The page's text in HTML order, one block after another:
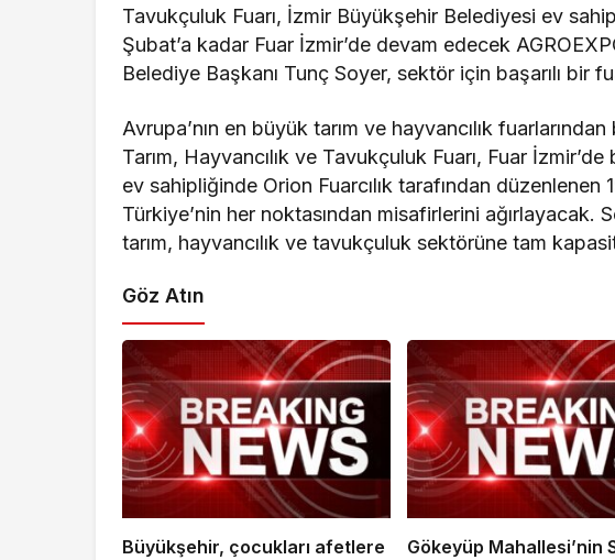
Tavukçuluk Fuarı, İzmir Büyükşehir Belediyesi ev
Şubat’a kadar Fuar İzmir’de devam edecek
Belediye Başkanı Tunç Soyer, sektör için başarılı bir
Avrupa’nın en büyük tarım ve hayvancılık
Tarım, Hayvancılık ve Tavukçuluk Fuarı, Fuar
ev sahipliğinde Orion Fuarcılık tarafından düzenlenen
Türkiye’nin her noktasından misafirlerini ağırlayacak.
tarım, hayvancılık ve tavukçuluk sektörüne tam
Göz Atın
Büyükşehir, çocukları afetlere
Gökeyüp Mahallesi’nin